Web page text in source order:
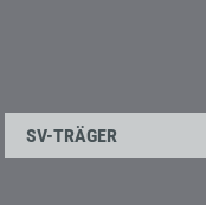
SV-TRÄGER